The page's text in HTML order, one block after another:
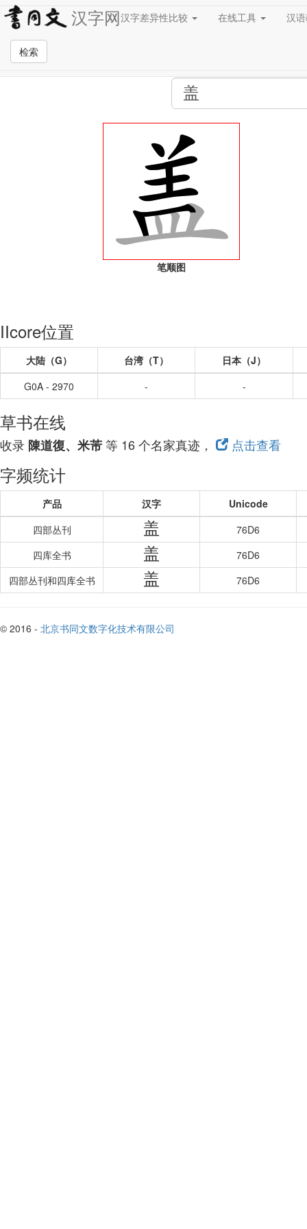
汉字网汉字差异性比较 在线工具 汉
检索
全站检索页面
笔顺图
IIcore位置
大陆（G） 台湾（T）
日本（J）
G0A - 2970
- -
草书在线
收录 陳道復、米芾等 16 个名家真迹， 点击查看
字频统计
产品 汉字
Unicode
四部丛刊
盖
76D6
四库全书
盖
76D6
四部丛刊和四库全书
盖 76D6
© 2016 - 北京书同文数字化技术有限公司